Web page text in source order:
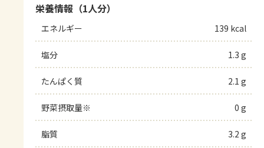
栄養情報（1人分）
エネルギー 139 kcal
塩分 1.3 g
たんぱく質 2.1 g
野菜摂取量※ 0 g
脂質 3.2 g